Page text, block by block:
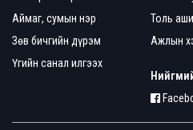
Аймаг, сумын нэр
Зөв бичгийн дүрэм
Үгийн санал илгээх
Толь
Ажлын